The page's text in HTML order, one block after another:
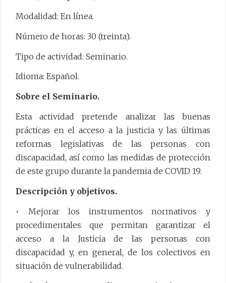
Modalidad: En línea.
Número de horas: 30 (treinta).
Tipo de actividad: Seminario.
Idioma: Español.
Sobre el Seminario.
Esta actividad pretende analizar las buenas
prácticas en el acceso a la justicia y las últimas
reformas legislativas de las personas con
discapacidad, así como las medidas de protección
de este grupo durante la pandemia de COVID 19.
Descripción y objetivos.
• Mejorar los instrumentos normativos y
procedimentales que permitan garantizar el
acceso a la Justicia de las personas con
discapacidad y, en general, de los colectivos en
situación de vulnerabilidad.